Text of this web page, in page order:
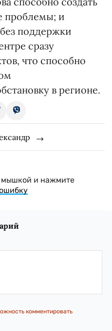
проблемы; и
поддержки
сразу
что способно
в регионе.
мышкой и нажмите
комментировать